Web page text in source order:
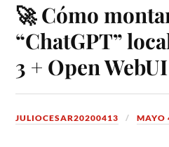
🚀 Cómo
“ChatGPT”
3 + Open
JULIOCESAR20200413 MAYO